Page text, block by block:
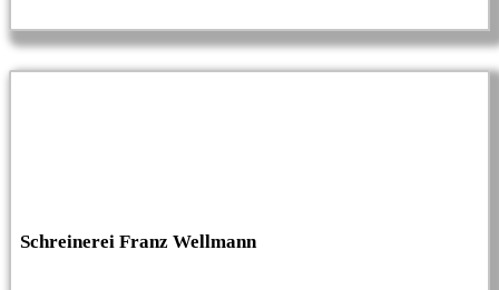
Schreinerei Franz Wellmann